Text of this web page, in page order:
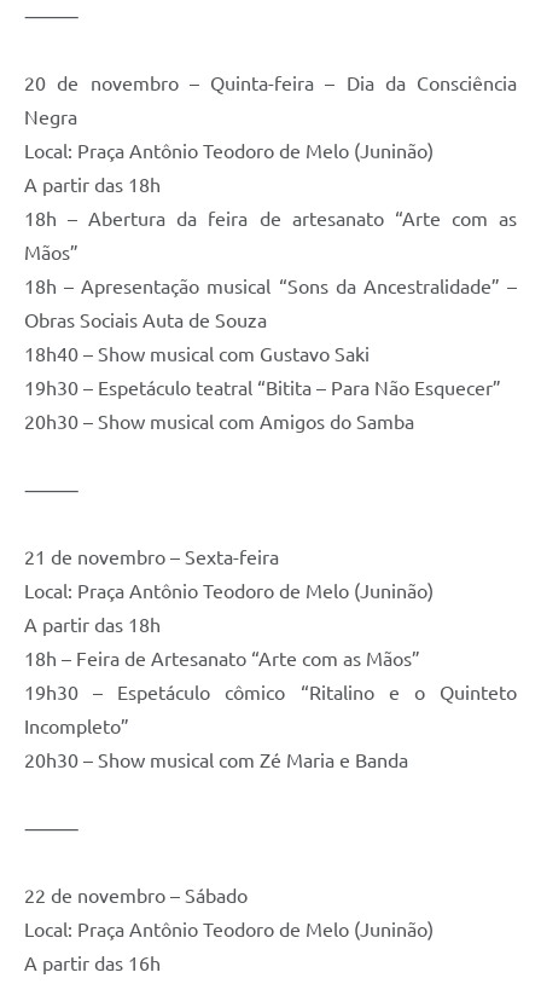
⸻
20 de novembro – Quinta-feira – Dia da Consciência
Negra
Local: Praça Antônio Teodoro de Melo (Juninão)
A partir das 18h
18h – Abertura da feira de artesanato “Arte com as
Mãos”
18h – Apresentação musical “Sons da Ancestralidade” –
Obras Sociais Auta de Souza
18h40 – Show musical com Gustavo Saki
19h30 – Espetáculo teatral “Bitita – Para Não Esquecer”
20h30 – Show musical com Amigos do Samba
⸻
21 de novembro – Sexta-feira
Local: Praça Antônio Teodoro de Melo (Juninão)
A partir das 18h
18h – Feira de Artesanato “Arte com as Mãos”
19h30 – Espetáculo cômico “Ritalino e o Quinteto
Incompleto”
20h30 – Show musical com Zé Maria e Banda
⸻
22 de novembro – Sábado
Local: Praça Antônio Teodoro de Melo (Juninão)
A partir das 16h